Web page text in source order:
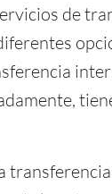
de